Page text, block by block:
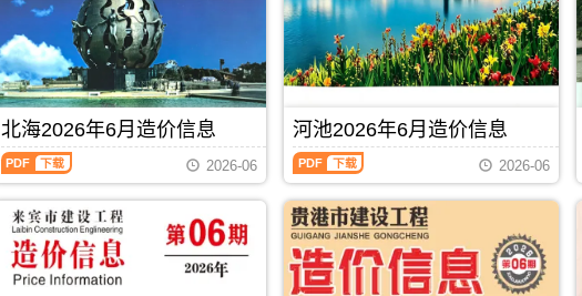
北海2026年6月造价信息
北
海
月
造
PDF 下载
2026-06
河池2026年6月造价信息
河
池
年
6
月
造
价
PDF 下载
2026-06